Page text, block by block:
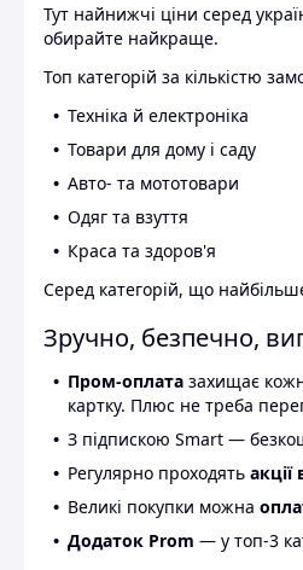
Тут найнижчі ціни серед
обирайте найкраще.
Топ категорій за кількістю
Техніка й електроніка
Товари для дому і саду
Авто- та мототовари
Одяг та взуття
Краса та здоров'я
Серед категорій, що
Зручно, безпечно,
Пром-оплата захищає
картку. Плюс не треба
З підпискою Smart —
Регулярно проходять
Великі покупки можна
Додаток Prom — у топ-3